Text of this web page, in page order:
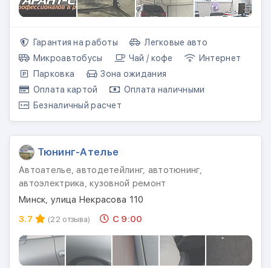
Гарантия на работы
Легковые авто
Микроавтобусы
Чай / кофе
Интернет
Парковка
Зона ожидания
Оплата картой
Оплата наличными
Безналичный расчет
Тюнинг-Ателье
Автоателье, автодетейлинг, автотюнинг,
автоэлектрика, кузовной ремонт
Минск, улица Некрасова 110
3.7
(22 отзыва) С 9:00